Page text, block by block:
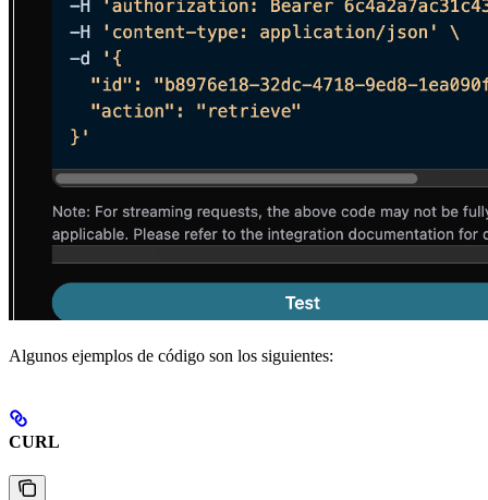
Algunos ejemplos de código son los siguientes:
CURL